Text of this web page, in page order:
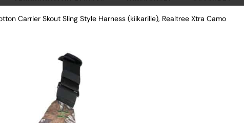
Carrier Skout Sling Style Harness (kiikarille), Realtree Xtra Camo